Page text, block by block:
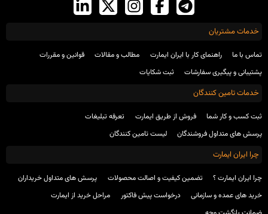
خدمات مشتریان
تماس با ما راهنمای کار با ایران ایمارت مطالب و مقالات
قوانین و مقررات
پشتیبانی و پیگیری سفارشات
ثبت شکایات
خدمات تامین کنندگان
ثبت کسب و کار شما فروش از طریق ایمارت
تعرفه تبلیغات
پرسش های متداول فروشندگان
لیست تامین کنندگان
چرا ایران ایمارت
چرا ایران ایمارت ؟ تضمین کیفیت و اصالت محصولات
پرسش های متداول خریداران
خرید های عمده و سازمانی
درخواست پیش فاکتور
مراحل خرید از ایمارت